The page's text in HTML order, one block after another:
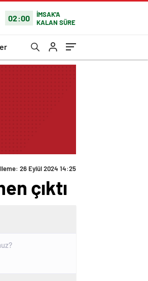
02:00
İMSAK'A
KALAN SÜRE
26 Eylül 2024 14:25
çıktı